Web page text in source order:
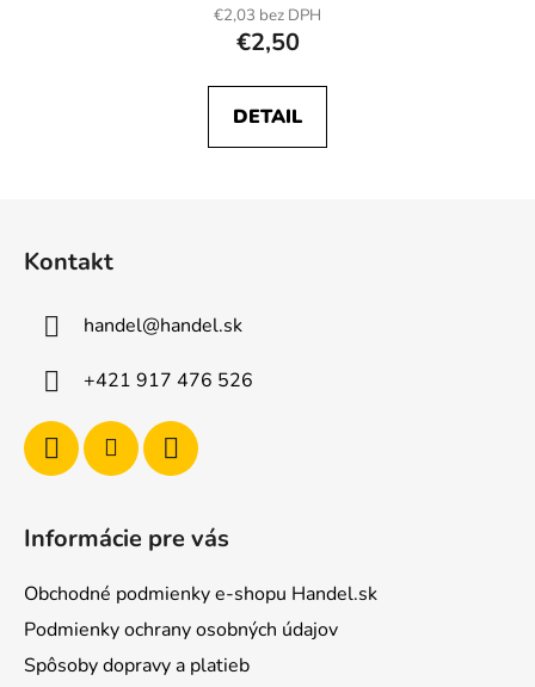
€2,03 bez DPH
€2,50
DETAIL
Kontakt
handel@handel.sk
+421 917 476 526
Informácie pre vás
Obchodné podmienky e-shopu Handel.sk
Podmienky ochrany osobných údajov
Spôsoby dopravy a platieb